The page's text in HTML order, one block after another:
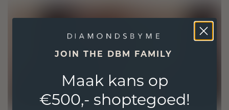
JOIN THE DBM FAMILY
Maak kans op
€500,- shoptegoed!